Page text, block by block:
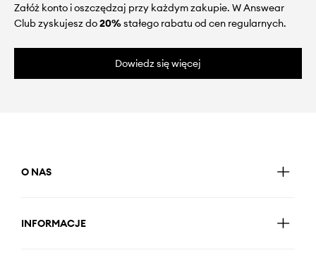
Załóż konto i oszczędzaj przy każdym zakupie. W Answear
Club zyskujesz do20%stałego rabatu od cen regularnych.
Dowiedz się więcej
O NAS
INFORMACJE